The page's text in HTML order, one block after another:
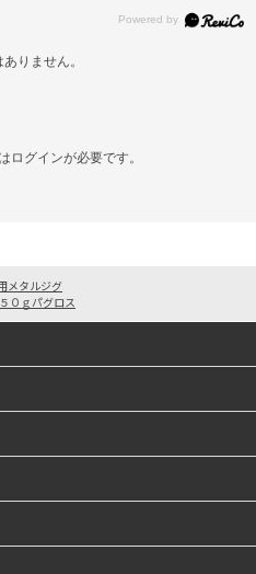
りません。
ログインが必要です。
メタルジグ
０ｇパグロス